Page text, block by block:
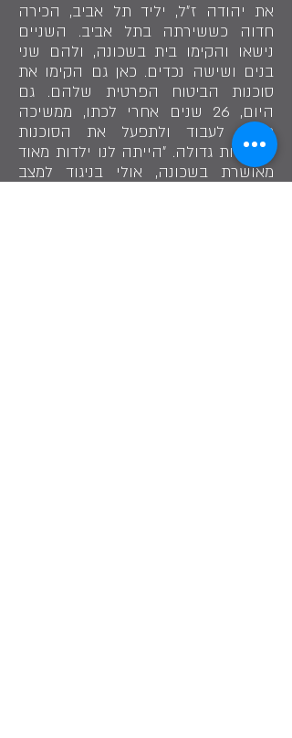
את יהודה ז״ל, יליד תל אביב, הכירה
חדוה כששירתה בתל אביב. השניים
נישאו והקימו בית בשכונה, ולהם שני
בנים ושישה נכדים. כאן גם הקימו את
סוכנות הביטוח הפרטית שלהם. גם
היום, 26 שנים אחרי לכתו, ממשיכה
חדוה לעבוד ולתפעל את הסוכנות
במסירות גדולה. ״הייתה לנו ילדות מאוד
מאושרת בשכונה, אולי בניגוד למצב